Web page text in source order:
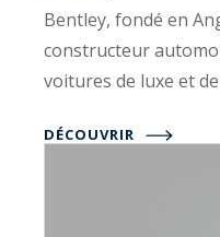
Bentley, fondé en
constructeur
voitures de luxe et
DÉCOUVRIR